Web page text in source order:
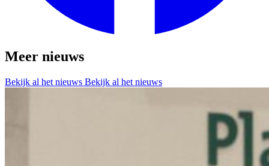
Meer nieuws
Bekijk al het nieuws Bekijk al het nieuws